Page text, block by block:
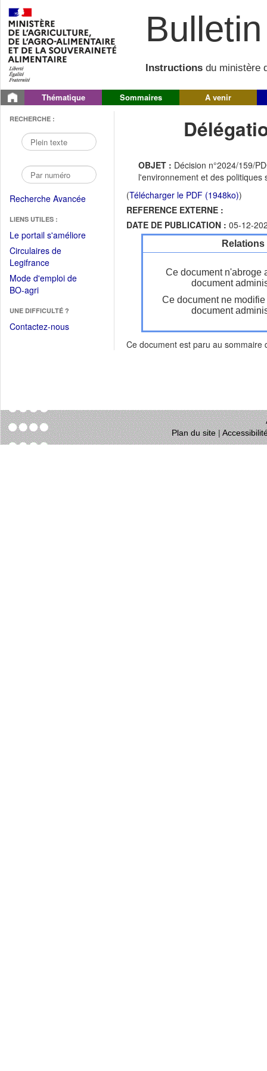
Instructions du ministère
Thématique Sommaires A venir
RECHERCHE :
Recherche Avancée
LIENS UTILES :
Le portail s'améliore(Fichier
Circulaires de
Legifrance(Ouvrir
dans
une
fenêtre)
Mode d'emploi de
BO-agri(Ouvrir
une
nouvelle
UNE DIFFICULTÉ ?
Contactez-nous
OBJET : Décision n°2024/159/
l'environnement et des
(Télécharger le PDF (1948ko))
REFERENCE EXTERNE :
DATE DE PUBLICATION : 05-12-
Ce document n'abroge
document
Ce document ne
document
Ce document est paru au sommaire
Plan du site|